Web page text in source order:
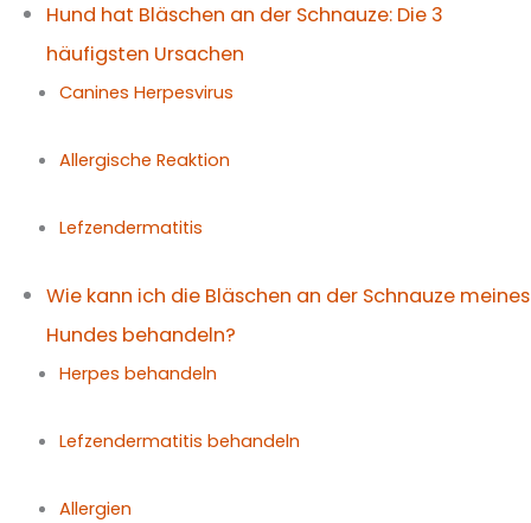
Hund hat Bläschen an der Schnauze: Die 3
häufigsten Ursachen
Canines Herpesvirus
Allergische Reaktion
Lefzendermatitis
Wie kann ich die Bläschen an der Schnauze meines
Hundes behandeln?
Herpes behandeln
Lefzendermatitis behandeln
Allergien